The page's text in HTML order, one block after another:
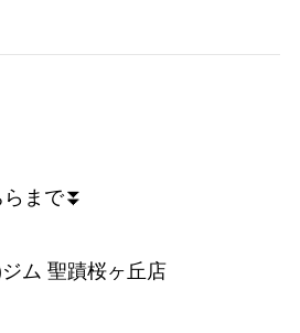
まで⏬
ム 聖蹟桜ヶ丘店